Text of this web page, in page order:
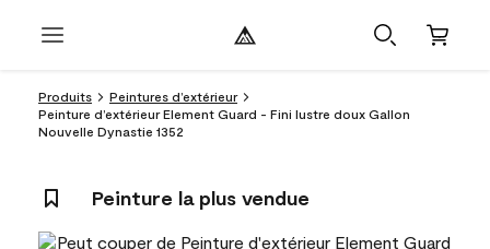
Produits
Peintures d’extérieur
Peinture d’extérieur Element Guard - Fini lustre doux Gallon
Nouvelle Dynastie 1352
Peinture la plus vendue